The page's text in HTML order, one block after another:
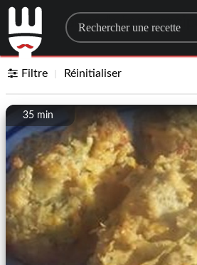
Search for a recipe
Filtre Réinitialiser
35 min